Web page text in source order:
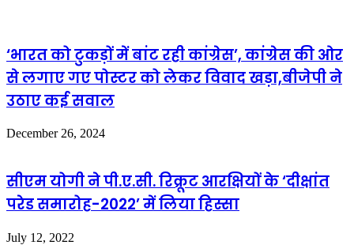
‘भारत को टुकड़ों में बांट रही कांग्रेस’, कांग्रेस की ओर
से लगाए गए पोस्टर को लेकर विवाद खड़ा,बीजेपी ने
उठाए कई सवाल
December 26, 2024
सीएम योगी ने पी.ए.सी. रिक्रूट आरक्षियों के ‘दीक्षांत
परेड समारोह-2022’ में लिया हिस्सा
July 12, 2022